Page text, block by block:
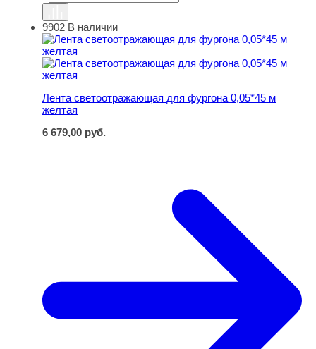
Лента светоотражающая для фургона 0,05*45 м желтая
9902 В наличии
Лента светоотражающая для фургона 0,05*45 м
желтая
6 679,00 руб.